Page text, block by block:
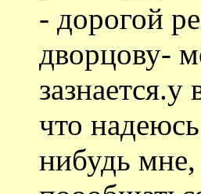
- дорогой
дворцову-
что
нибудь мне,